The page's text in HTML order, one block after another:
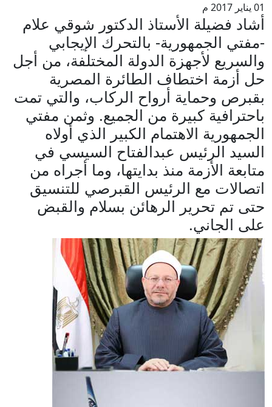
01 يناير 2017 م
أشاد فضيلة الأستاذ الدكتور شوقي علام
-مفتي الجمهورية- بالتحرك الإيجابي
والسريع لأجهزة الدولة المختلفة، من أجل
حل أزمة اختطاف الطائرة المصرية
بقبرص وحماية أرواح الركاب، والتي تمت
باحترافية كبيرة من الجميع. وثمن مفتي
الجمهورية الاهتمام الكبير الذي أولاه
السيد الرئيس عبدالفتاح السيسي في
متابعة الأزمة منذ بدايتها، وما أجراه من
اتصالات مع الرئيس القبرصي للتنسيق
حتى تم تحرير الرهائن بسلام والقبض
على الجاني.